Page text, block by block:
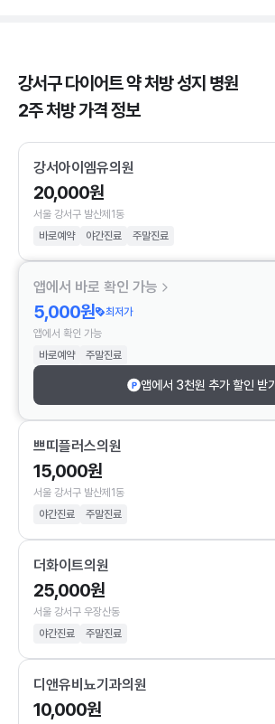
강서구 다이어트 약 처방 성지 병원
2주 처방 가격 정보
강서아이엠유의원
20,000원
서울 강서구 발산제1동
바로예약
야간진료 주말진료
앱에서 바로 확인 가능
5,000원
최저가
앱에서 확인 가능
바로예약
주말진료
앱에서 3천원 추가 할인 받기
쁘띠플러스의원
15,000원
서울 강서구 발산제1동
야간진료
주말진료
더화이트의원
25,000원
서울 강서구 우장산동
야간진료
주말진료
디앤유비뇨기과의원
10,000원